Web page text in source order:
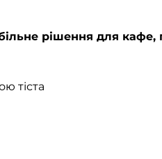
рішення для кафе,
тіста